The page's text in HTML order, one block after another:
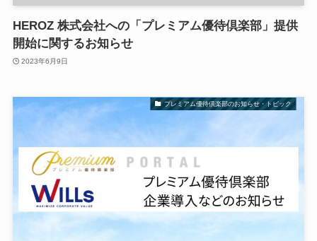
HEROZ 株式会社への「プレミアム優待倶楽部」提供
開始に関するお知らせ
2023年6月9日
プレミアム優待倶楽部のお知らせ・トピック